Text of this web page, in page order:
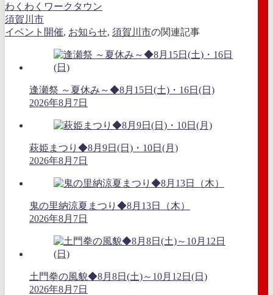
わくわくワークタウン
須賀川市
イベント開催, お知らせ, 須賀川市の関連記事
逢瀬祭 ～夏休み～◆8月15日(土)・16日(日)
2026年8月7日
萩姫まつり◆8月9日(日)・10日(月)
2026年8月7日
鬼の里納涼夏まつり◆8月13日（木）
2026年8月7日
土門拳の風貌◆8月8日(土)～10月12日(日)
2026年8月7日